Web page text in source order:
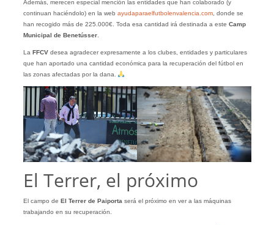
Además, merecen especial mención las entidades que han colaborado (y
continuan haciéndolo) en la web ayudaparaelfutbolenvalencia.com, donde se
han recogido más de 225.000€. Toda esa cantidad irá destinada a este Camp
Municipal de Benetússer.
La FFCVdesea agradecer expresamente a los clubes, entidades y particulares
que han aportado una cantidad económica para la recuperación del fútbol en
las zonas afectadas por la dana.
El Terrer, el próximo
El campo de El Terrer de Paiportaserá el próximo en ver a las máquinas
trabajando en su recuperación.